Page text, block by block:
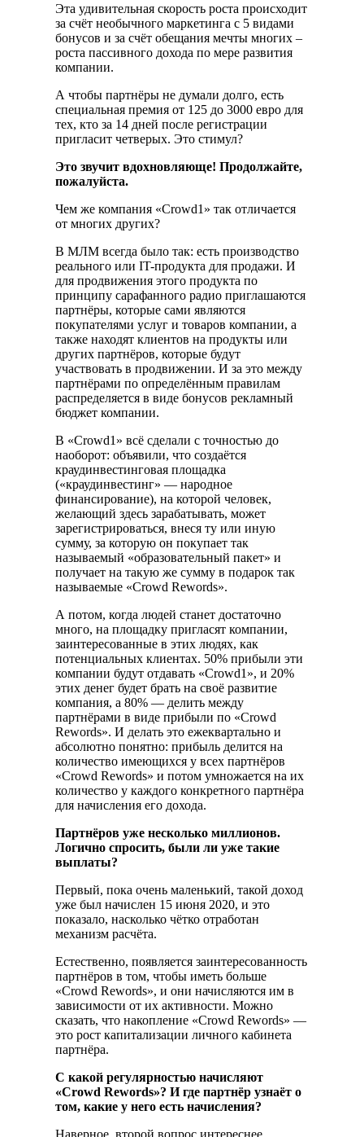
Эта удивительная скорость роста происходит
за счёт необычного маркетинга с 5 видами
бонусов и за счёт обещания мечты многих –
роста пассивного дохода по мере развития
компании.
А чтобы партнёры не думали долго, есть
специальная премия от 125 до 3000 евро для
тех, кто за 14 дней после регистрации
пригласит четверых. Это стимул?
Это звучит вдохновляюще! Продолжайте,
пожалуйста.
Чем же компания «Crowd1» так отличается
от многих других?
В МЛМ всегда было так: есть производство
реального или IT-продукта для продажи. И
для продвижения этого продукта по
принципу сарафанного радио приглашаются
партнёры, которые сами являются
покупателями услуг и товаров компании, а
также находят клиентов на продукты или
других партнёров, которые будут
участвовать в продвижении. И за это между
партнёрами по определённым правилам
распределяется в виде бонусов рекламный
бюджет компании.
В «Crowd1» всё сделали с точностью до
наоборот: объявили, что создаётся
краудинвестинговая площадка
(«краудинвестинг» — народное
финансирование), на которой человек,
желающий здесь зарабатывать, может
зарегистрироваться, внеся ту или иную
сумму, за которую он покупает так
называемый «образовательный пакет» и
получает на такую же сумму в подарок так
называемые «Crowd Rewords».
А потом, когда людей станет достаточно
много, на площадку пригласят компании,
заинтересованные в этих людях, как
потенциальных клиентах. 50% прибыли эти
компании будут отдавать «Crowd1», и 20%
этих денег будет брать на своё развитие
компания, а 80% — делить между
партнёрами в виде прибыли по «Crowd
Rewords». И делать это ежеквартально и
абсолютно понятно: прибыль делится на
количество имеющихся у всех партнёров
«Crowd Rewords» и потом умножается на их
количество у каждого конкретного партнёра
для начисления его дохода.
Партнёров уже несколько миллионов.
Логично спросить, были ли уже такие
выплаты?
Первый, пока очень маленький, такой доход
уже был начислен 15 июня 2020, и это
показало, насколько чётко отработан
механизм расчёта.
Естественно, появляется заинтересованность
партнёров в том, чтобы иметь больше
«Crowd Rewords», и они начисляются им в
зависимости от их активности. Можно
сказать, что накопление «Crowd Rewords» —
это рост капитализации личного кабинета
партнёра.
С какой регулярностью начисляют
«Crowd Rewords»? И где партнёр узнаёт о
том, какие у него есть начисления?
Наверное, второй вопрос интереснее